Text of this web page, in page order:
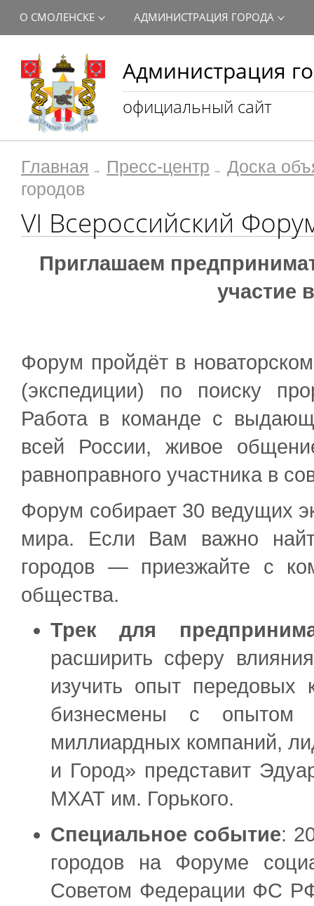
Администрация
официальный сайт
О СМОЛЕНСКЕ АДМИНИСТРАЦИЯ ГОРОДА
Главная Пресс-центр
Доска
городов
VI Всероссийский
Приглашаем
участие
Форум пройдёт в
(экспедиции) по поиску
Работа в команде с
всей России, живое
равноправного участника в
Форум собирает 30 ведущих
мира. Если Вам важно
городов — приезжайте с
общества.
Трек для
расширить сферу
изучить опыт
бизнесмены с опытом
миллиардных компаний,
и Город» представит
МХАТ им. Горького.
Специальное событие:
городов на Форуме
Советом Федерации ФС